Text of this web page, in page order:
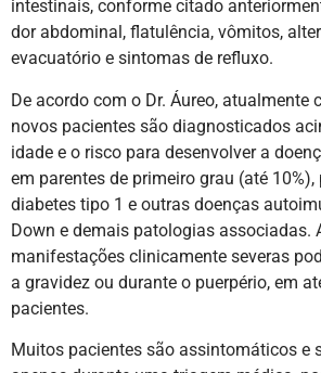
intestinais, conforme citado
dor abdominal, flatulência, vômitos,
evacuatório e sintomas de refluxo.
De acordo com o Dr. Áureo, atualmente
novos pacientes são diagnosticados
idade e o risco para desenvolver a
em parentes de primeiro grau (até
diabetes tipo 1 e outras doenças
Down e demais patologias associadas.
manifestações clinicamente severas
a gravidez ou durante o puerpério, em
pacientes.
Muitos pacientes são assintomáticos e